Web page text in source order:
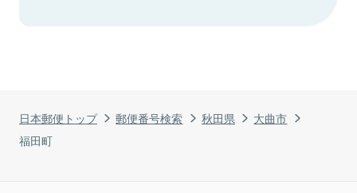
日本郵便トップ 郵便番号検索 秋田県
大曲市
福田町